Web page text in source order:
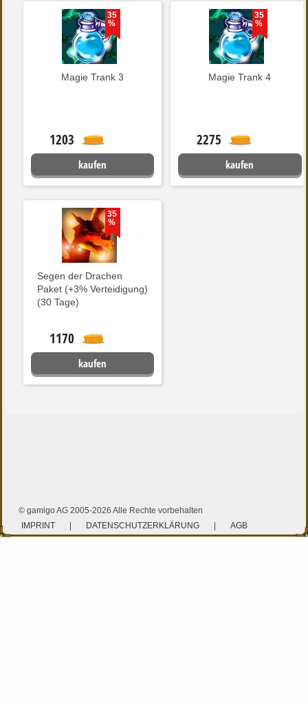
35
%
Magie Trank 3
1203
kaufen
35
%
Magie Trank 4
2275
kaufen
35
%
Segen der Drachen
Paket (+3% Verteidigung)
(30 Tage)
1170
kaufen
© gamigo AG 2005-2026 Alle Rechte vorbehalten
IMPRINT
| DATENSCHUTZERKLÄRUNG | AGB